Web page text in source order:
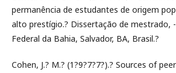
permanência de estudantes de origem
alto prestígio.? Dissertação de mestrado, -
Federal da Bahia, Salvador, BA, Brasil.?
Cohen, J.? M.? (1?9?7?7?).? Sources of